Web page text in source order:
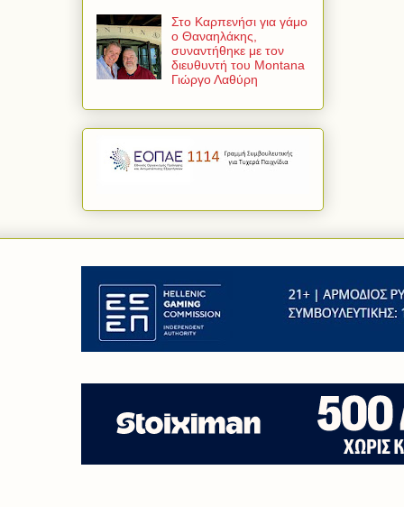
Στο Καρπενήσι για γάμο
ο Θαναηλάκης,
συναντήθηκε με τον
διευθυντή του Montana
Γιώργο Λαθύρη